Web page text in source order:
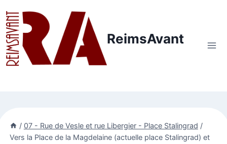
au
contenu
ReimsAvant
/ 07 - Rue de Vesle et rue Libergier - Place Stalingrad /
Vers la Place de la Magdelaine (actuelle place Stalingrad) et